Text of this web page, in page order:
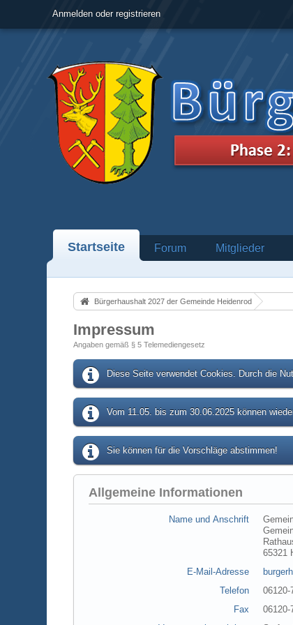
Anmelden oder registrieren
Startseite Forum Mitglieder
Bürgerhaushalt 2027 der Gemeinde Heidenrod
Impressum
Angaben gemäß § 5 Telemediengesetz
Diese Seite verwendet Cookies. Durch die
Vom 11.05. bis zum 30.06.2025 können
Sie können für die Vorschläge abstimmen!
Allgemeine Informationen
Name und Anschrift
65321
E-Mail-Adresse
Telefon
06120-
Fax
06120-